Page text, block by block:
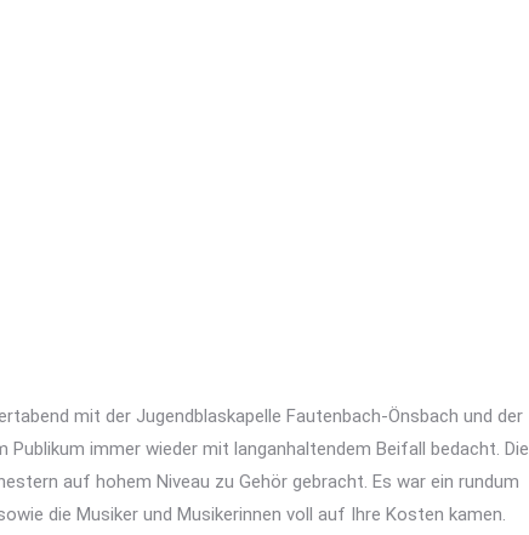
mit der Jugendblaskapelle Fautenbach-Önsbach und der
Publikum immer wieder mit langanhaltendem Beifall bedacht. Die
auf hohem Niveau zu Gehör gebracht. Es war ein rundum
die Musiker und Musikerinnen voll auf Ihre Kosten kamen.